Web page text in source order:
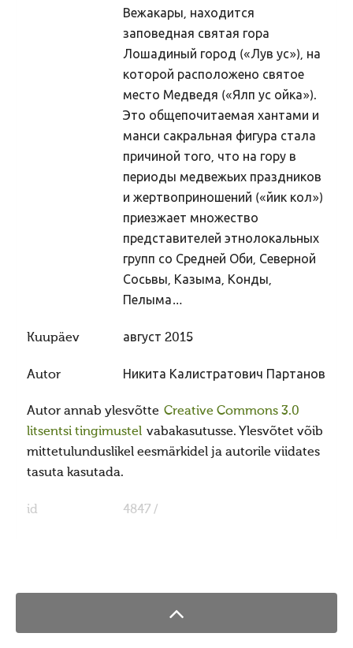
Hiite ylevaatus
Pöördumine looduslike pühapaikade kaitseks
Mahu kihelkond
Panga panga hiis
Kose kihelkond
Ebavere kihelkond
Juelehtme kihelkond
Hiie sõber
Uudised/press
Вежакары, находится
заповедная святая гора
Лошадиный город («Лув ус»), на
которой расположено святое
место Медведя («Ялп ус ойка»).
Это общепочитаемая хантами и
манси сакральная фигура стала
причиной того, что на гору в
периоды медвежьих праздников
и жертвоприношений («йик кол»)
приезжает множество
представителей этнолокальных
групп со Средней Оби, Северной
Сосьвы, Казыма, Конды,
Пелыма…
Kuupäev август 2015
Autor Никита Калистратович Партанов
Autor annab ylesvõtte Creative Commons 3.0
litsentsi tingimustel vabakasutusse. Ylesvõtet võib
mittetulunduslikel eesmärkidel ja autorile viidates
tasuta kasutada.
id 4847 /